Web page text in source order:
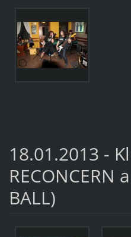
18.01.2013 -
RECONCERN
BALL)